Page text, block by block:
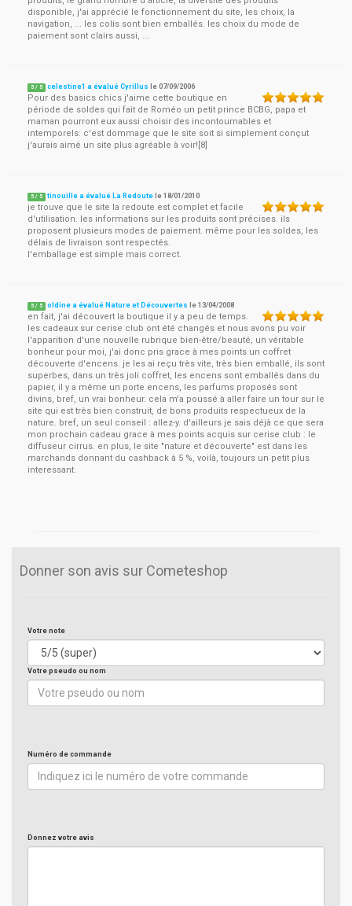
disponible, j'ai apprécié le fonctionnement du site, les choix, la
navigation, ... les colis sont bien emballés. les choix du mode de
paiement sont clairs aussi, ...
5 / 5 celestine1 a évalué Cyrillus le07/09/2006
Pour des basics chics j'aime cette boutique en
période de soldes qui fait de Roméo un petit prince BCBG, papa et
maman pourront eux aussi choisir des incontournables et
intemporels: c'est dommage que le site soit si simplement conçut
j'aurais aimé un site plus agréable à voir![8]
5 / 5 tinouille a évalué La Redoute le18/01/2010
je trouve que le site la redoute est complet et facile
d'utilisation. les informations sur les produits sont précises. ils
proposent plusieurs modes de paiement. même pour les soldes, les
délais de livraison sont respectés.
l'emballage est simple mais correct.
5 / 5 oldine a évalué Nature et Découvertes le13/04/2008
en fait, j'ai découvert la boutique il y a peu de temps.
les cadeaux sur cerise club ont été changés et nous avons pu voir
l'apparition d'une nouvelle rubrique bien-être/beauté, un véritable
bonheur pour moi, j'ai donc pris grace à mes points un coffret
découverte d'encens. je les ai reçu très vite, très bien emballé, ils sont
superbes, dans un très joli coffret, les encens sont emballés dans du
papier, il y a même un porte encens, les parfums proposés sont
divins, bref, un vrai bonheur. cela m'a poussé à aller faire un tour sur le
site qui est très bien construit, de bons produits respectueux de la
nature. bref, un seul conseil : allez-y. d'ailleurs je sais déjà ce que sera
mon prochain cadeau grace à mes points acquis sur cerise club : le
diffuseur cirrus. en plus, le site "nature et découverte" est dans les
marchands donnant du cashback à 5 %, voilà, toujours un petit plus
interessant.
Donner son avis sur Cometeshop
Votre note
Votre pseudo ou nom
Numéro de commande
Donnez votre avis